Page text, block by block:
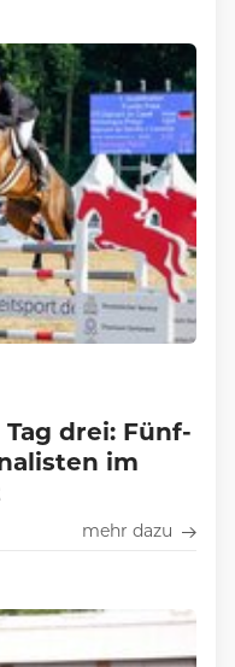
drei: Fünf-
im
mehr dazu